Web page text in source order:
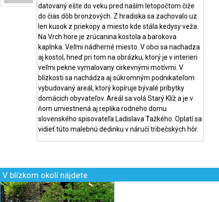
datovaný ešte do veku pred naším letopočtom čiže
do čias dôb bronzových. Z hradiska sa zachovalo uz
len kusok z priekopy a miesto kde stála kedysy veža.
Na Vrch hore je zrúcanina kostola a barokova
kaplnka. Veľmi nádherné miesto. V obci sa nachadza
aj kostol, hneď pri tom na obrázku, ktorý je v interieri
veľmi pekne vymalovany cirkevnými motívmi. V
blízkosti sa nachádza aj súkromným podnikateľom
vybudovaný areál, ktorý kopíruje bývalé príbytky
domácich obyvateľov. Areál sa volá Starý Klíž a je v
ňom umiestnená aj replika rodneho domu
slovenského spisovateľa Ladislava Ťažkého. Oplatí sa
vidieť túto malebnú dedinku v náručí tribečských hôr.
V blízkom okolí nájdete